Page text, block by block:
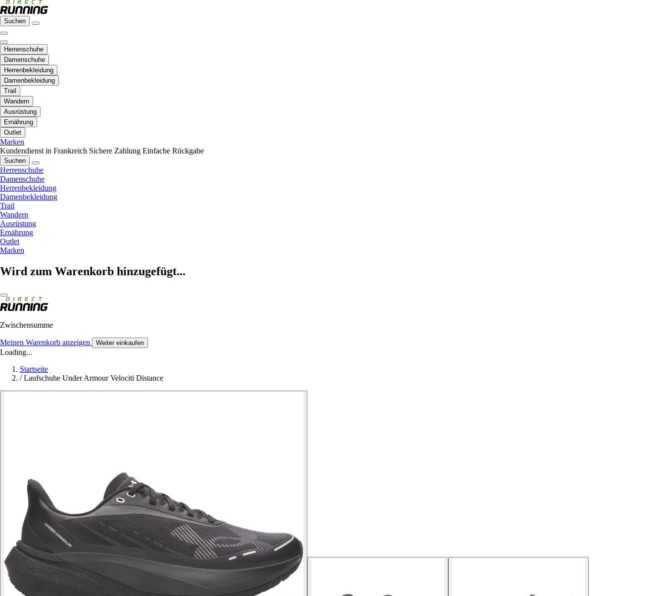
Suchen
Herrenschuhe
Damenschuhe
Herrenbekleidung
Damenbekleidung
Trail
Wandern
Ausrüstung
Ernährung
Outlet
Marken
Kundendienst in Frankreich Sichere Zahlung Einfache Rückgabe
Suchen
Herrenschuhe
Damenschuhe
Herrenbekleidung
Damenbekleidung
Trail
Wandern
Ausrüstung
Ernährung
Outlet
Marken
Wird zum Warenkorb hinzugefügt...
Zwischensumme
Meinen Warenkorb anzeigen Weiter einkaufen
Loading...
Startseite
/ Laufschuhe Under Armour Velociti Distance